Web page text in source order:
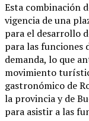
Esta combinación
vigencia de una
para el desarrollo
para las funciones
demanda, lo que
movimiento
gastronómico de
la provincia y de
para asistir a las